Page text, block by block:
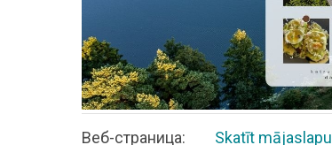
Bеб-страница: Skatīt mājaslapu